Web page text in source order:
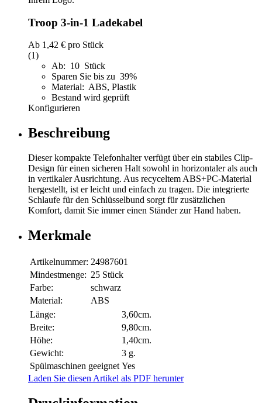
Troop 3-in-1 Ladekabel
Ab 1,42 € pro Stück
(1)
Ab: 10 Stück
Sparen Sie bis zu 39%
Material: ABS, Plastik
Bestand wird geprüft
Konfigurieren
Beschreibung
Dieser kompakte Telefonhalter verfügt über ein stabiles Clip-
Design für einen sicheren Halt sowohl in horizontaler als auch
in vertikaler Ausrichtung. Aus recyceltem ABS+PC-Material
hergestellt, ist er leicht und einfach zu tragen. Die integrierte
Schlaufe für den Schlüsselbund sorgt für zusätzlichen
Komfort, damit Sie immer einen Ständer zur Hand haben.
Merkmale
Artikelnummer: 24987601
Mindestmenge: 25 Stück
Farbe:
schwarz
Material:
ABS
Länge:
3,60cm.
Breite:
9,80cm.
Höhe:
1,40cm.
Gewicht:
3 g.
Spülmaschinen geeignet Yes
Laden Sie diesen Artikel als PDF herunter